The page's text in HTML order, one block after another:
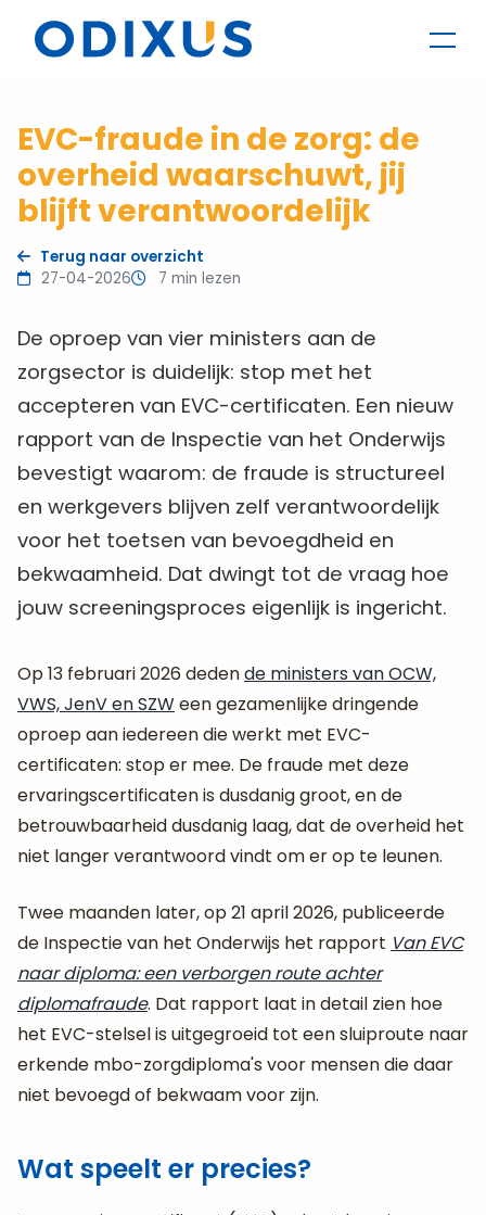
EVC-fraude in de zorg: de
overheid waarschuwt, jij
blijft verantwoordelijk
Terug naar overzicht
27-04-2026
7 min lezen
De oproep van vier ministers aan de
zorgsector is duidelijk: stop met het
accepteren van EVC-certificaten. Een nieuw
rapport van de Inspectie van het Onderwijs
bevestigt waarom: de fraude is structureel
en werkgevers blijven zelf verantwoordelijk
voor het toetsen van bevoegdheid en
bekwaamheid. Dat dwingt tot de vraag hoe
jouw screeningsproces eigenlijk is ingericht.
Op 13 februari 2026 dedende ministers van OCW,
VWS, JenV en SZW een gezamenlijke dringende
oproep aan iedereen die werkt met EVC-
certificaten: stop er mee. De fraude met deze
ervaringscertificaten is dusdanig groot, en de
betrouwbaarheid dusdanig laag, dat de overheid het
niet langer verantwoord vindt om er op te leunen.
Twee maanden later, op 21 april 2026, publiceerde
de Inspectie van het Onderwijs het rapport Van EVC
naar diploma: een verborgen route achter
diplomafraude. Dat rapport laat in detail zien hoe
het EVC-stelsel is uitgegroeid tot een sluiproute naar
erkende mbo-zorgdiploma's voor mensen die daar
niet bevoegd of bekwaam voor zijn.
Wat speelt er precies?